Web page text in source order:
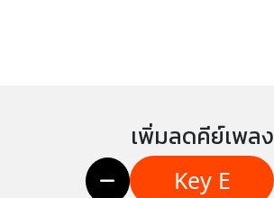
เพิ่มลดคีย์เพลง
Key E